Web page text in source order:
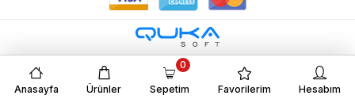
Anasayfa Ürünler Sepetim
0
Favorilerim Hesabım